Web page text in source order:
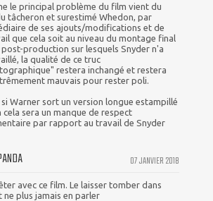
le principal problème du film vient du
tâcheron et surestimé Whedon, par
de ses ajouts/modifications et de
que cela soit au niveau du montage final
post-production sur lesquels Snyder n'a
la qualité de ce truc
restera inchangé et restera
mauvais pour rester poli.
si Warner sort un version longue estampillé
cela sera un manque de respect
par rapport au travail de Snyder
07 JANVIER 2018
avec ce film. Le laisser tomber dans
ne plus jamais en parler